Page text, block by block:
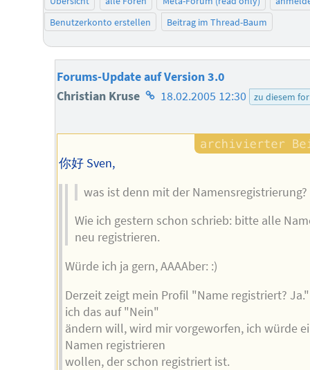
Benutzerkonto erstellen
Beitrag im Thread-Baum
Forums-Update auf Version 3.0
Christian Kruse Homepage
Autors
18.02.2005 12:30 zu diesem
你好 Sven,
was ist denn mit der Namensregistrierung?
Wie ich gestern schon schrieb: bitte alle
neu registrieren.
Würde ich ja gern, AAAAber: :)
Derzeit zeigt mein Profil "Name registriert?
ich das auf "Nein"
ändern will, wird mir vorgeworfen, ich würde
Namen registrieren
wollen, der schon registriert ist.